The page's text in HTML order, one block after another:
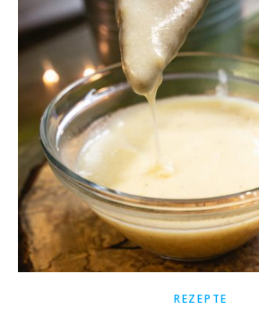
REZEPTE